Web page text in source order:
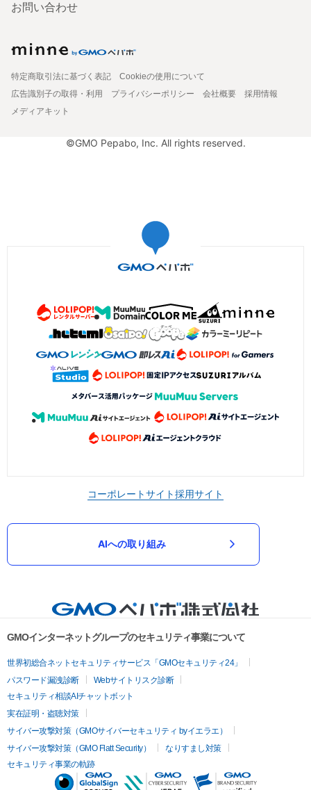
お問い合わせ
特定商取引法に基づく表記
Cookieの使用について
広告識別子の取得・利用
プライバシーポリシー 会社概要
採用情報
メディアキット
©GMO Pepabo, Inc. All rights reserved.
コーポレートサイト採用サイト
AIへの取り組み
GMOインターネットグループのセキュリティ事業について
世界初総合ネットセキュリティサービス「GMOセキュリティ24」
パスワード漏洩診断
Webサイトリスク診断
セキュリティ相談AIチャットボット
実在証明・盗聴対策
サイバー攻撃対策（GMOサイバーセキュリティ byイエラエ）
サイバー攻撃対策（GMO Flatt Security）
なりすまし対策
セキュリティ事業の軌跡